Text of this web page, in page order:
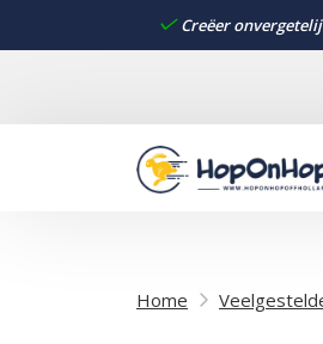
Creëer
Home